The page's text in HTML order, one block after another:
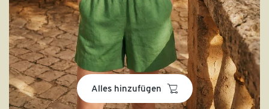
Alles hinzufügen basket